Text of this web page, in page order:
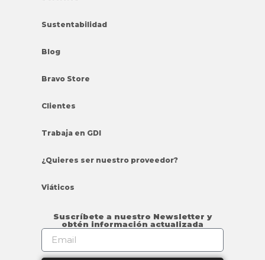
Sustentabilidad
Blog
Bravo Store
Clientes
Trabaja en GDI
¿Quieres ser nuestro proveedor?
Viáticos
Suscríbete a nuestro Newsletter y
obtén información actualizada